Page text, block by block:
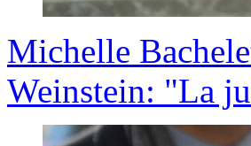
Michelle
Weinstein: "La